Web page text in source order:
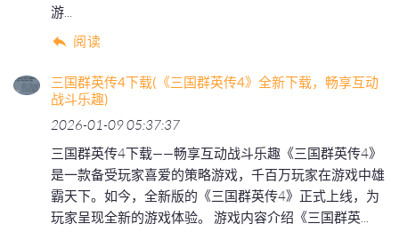
游...
阅读
三国群英传4下载(《三国群英传4》全新下载，畅享互动
战斗乐趣)
2026-01-09 05:37:37
三国群英传4下载——畅享互动战斗乐趣《三国群英传4》
是一款备受玩家喜爱的策略游戏，千百万玩家在游戏中雄
霸天下。如今，全新版的《三国群英传4》正式上线，为
玩家呈现全新的游戏体验。 游戏内容介绍《三国群英...